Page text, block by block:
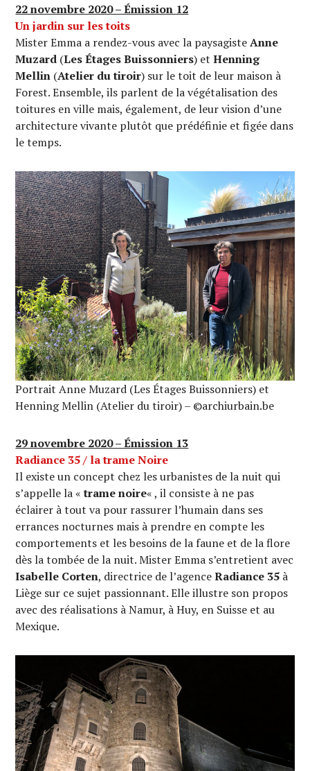
22 novembre 2020 – Émission 12
Un jardin sur les toits
Mister Emma a rendez-vous avec la paysagisteAnne
Muzard (Les Étages Buissonniers) etHenning
Mellin (Atelier du tiroir) sur le toit de leur maison à
Forest. Ensemble, ils parlent de la végétalisation des
toitures en ville mais, également, de leur vision d’une
architecture vivante plutôt que prédéfinie et figée dans
le temps.
Portrait Anne Muzard (Les Étages Buissonniers) et
Henning Mellin (Atelier du tiroir) – ©archiurbain.be
29 novembre 2020 – Émission 13
Radiance 35 / la trame Noire
Il existe un concept chez les urbanistes de la nuit qui
s’appelle la «trame noire« , il consiste à ne pas
éclairer à tout va pour rassurer l’humain dans ses
errances nocturnes mais à prendre en compte les
comportements et les besoins de la faune et de la flore
dès la tombée de la nuit. Mister Emma s’entretient avec
Isabelle Corten, directrice de l’agenceRadiance 35 à
Liège sur ce sujet passionnant. Elle illustre son propos
avec des réalisations à Namur, à Huy, en Suisse et au
Mexique.